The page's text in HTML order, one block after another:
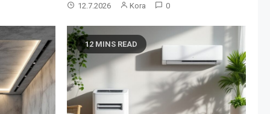
12.7.2026 Kora 0
12 MINS READ